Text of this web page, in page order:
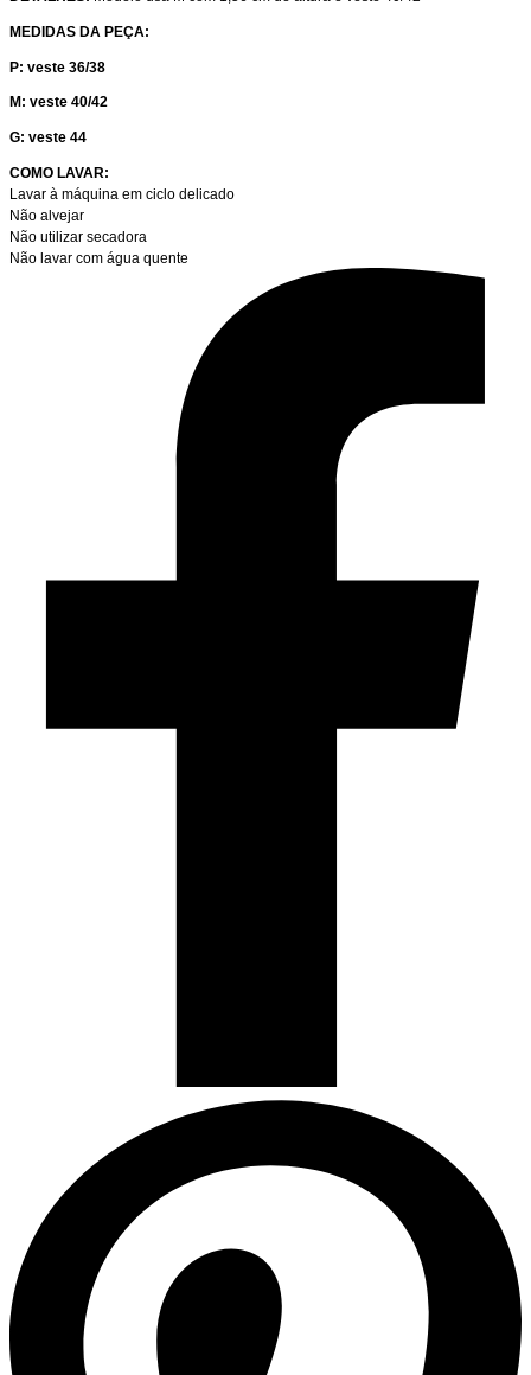
MEDIDAS DA PEÇA:
P: veste 36/38
M: veste 40/42
G: veste 44
COMO LAVAR:
Lavar à máquina em ciclo delicado
Não alvejar
Não utilizar secadora
Não lavar com água quente